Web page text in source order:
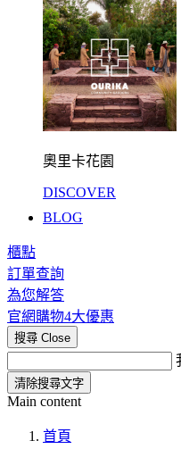
奧里卡花園
DISCOVER
BLOG
櫃點
訂單查詢
為您解答
官網購物4大優惠
搜尋 Close
清除搜尋文字
Main content
首頁